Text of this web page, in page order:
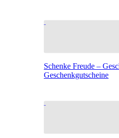
Schenke Freude –
Geschenkgutscheine